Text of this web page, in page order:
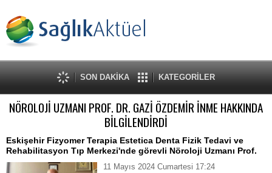
SON DAKİKA KATEGORİLER
NÖROLOJİ UZMANI PROF. DR. GAZİ ÖZDEMİR İNME HAKKINDA
BİLGİLENDİRDİ
Eskişehir Fizyomer Terapia Estetica Denta Fizik Tedavi ve
Rehabilitasyon Tıp Merkezi'nde görevli Nöroloji Uzmanı Prof.
11 Mayıs 2024 Cumartesi 17:24